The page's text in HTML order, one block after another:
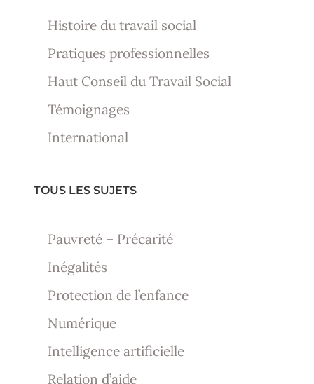
Histoire du travail social
Pratiques professionnelles
Haut Conseil du Travail Social
Témoignages
International
TOUS LES SUJETS
Pauvreté – Précarité
Inégalités
Protection de l’enfance
Numérique
Intelligence artificielle
Relation d’aide